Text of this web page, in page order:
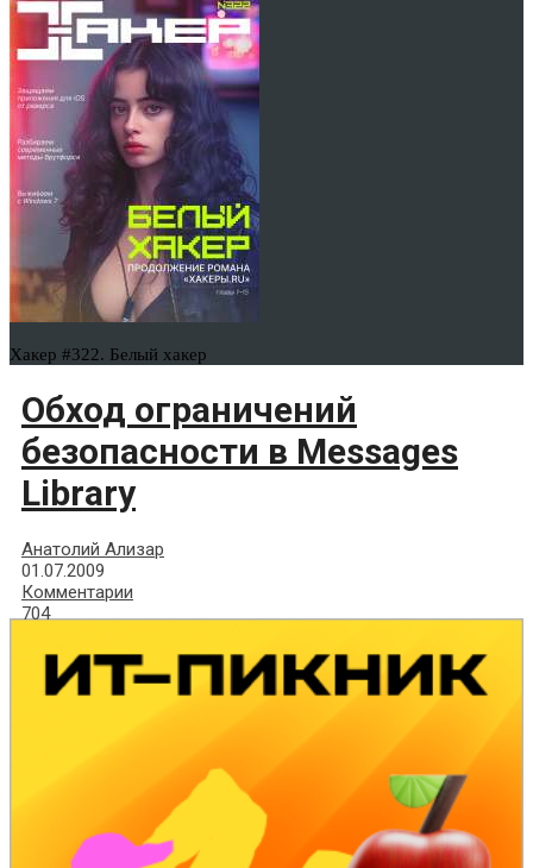
Хакер #322. Белый хакер
Обход ограничений
безопасности в Messages
Library
Анатолий Ализар
01.07.2009
Комментарии
704